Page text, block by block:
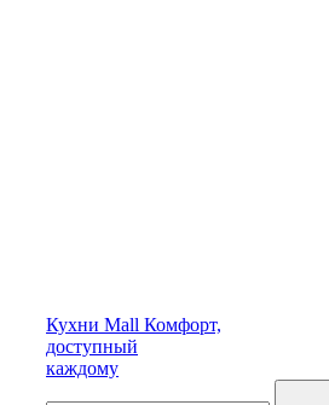
Кухни Mall Комфорт,
доступный
каждому